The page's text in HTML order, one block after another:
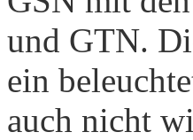
und GTN.
ein
auch nicht